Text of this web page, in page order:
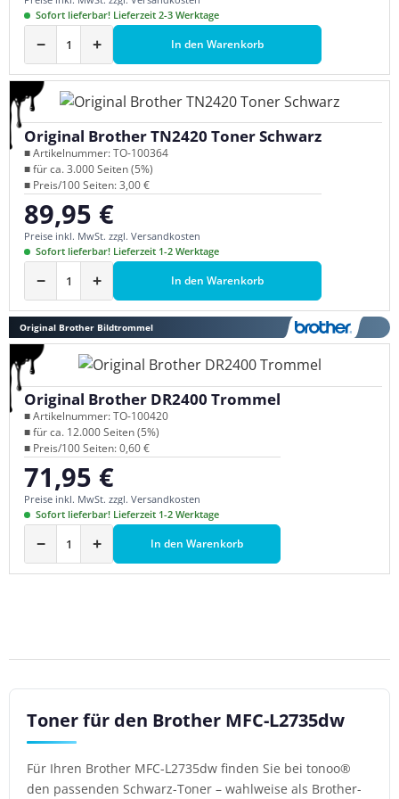
Sofort lieferbar! Lieferzeit 2-3 Werktage
− + In den Warenkorb
Original Brother TN2420 Toner Schwarz
■ Artikelnummer: TO-100364
■ für ca. 3.000 Seiten (5%)
■ Preis/100 Seiten: 3,00 €
Regulärer Preis:
89,95 €
Preise inkl. MwSt. zzgl. Versandkosten
Sofort lieferbar! Lieferzeit 1-2 Werktage
− + In den Warenkorb
Original Brother Bildtrommel
Original Brother DR2400 Trommel
■ Artikelnummer: TO-100420
■ für ca. 12.000 Seiten (5%)
■ Preis/100 Seiten: 0,60 €
Regulärer Preis:
71,95 €
Preise inkl. MwSt. zzgl. Versandkosten
Sofort lieferbar! Lieferzeit 1-2 Werktage
− + In den Warenkorb
Toner für den Brother MFC-L2735dw
Für Ihren Brother MFC-L2735dw finden Sie bei tonoo®
den passenden Schwarz-Toner – wahlweise als Brother-